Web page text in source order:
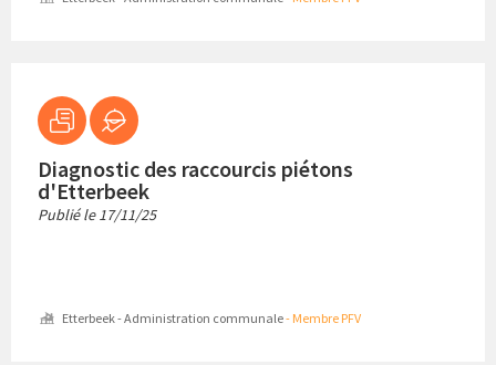
Diagnostic des raccourcis piétons
d'Etterbeek
Publié le17/11/25
Etterbeek - Administration communale- Membre PFV